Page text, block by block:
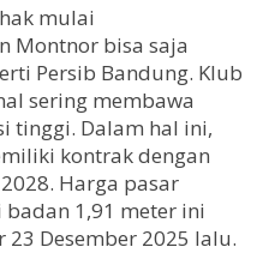
mulai
Montnor bisa saja
Persib Bandung. Klub
sering membawa
tinggi. Dalam hal ini,
kontrak dengan
Harga pasar
1,91 meter ini
Desember 2025 lalu.